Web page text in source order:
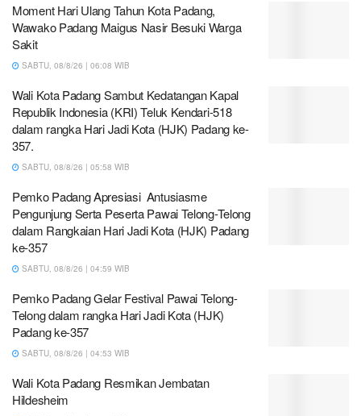
Moment Hari Ulang Tahun Kota Padang,
Wawako Padang Maigus Nasir Besuki Warga
Sakit
SABTU, 08/8/26 | 06:08 WIB
Wali Kota Padang Sambut Kedatangan Kapal
Republik Indonesia (KRI) Teluk Kendari-518
dalam rangka Hari Jadi Kota (HJK) Padang ke-
357.
SABTU, 08/8/26 | 05:58 WIB
Pemko Padang Apresiasi Antusiasme
Pengunjung Serta Peserta Pawai Telong-Telong
dalam Rangkaian Hari Jadi Kota (HJK) Padang
ke-357
SABTU, 08/8/26 | 04:59 WIB
Pemko Padang Gelar Festival Pawai Telong-
Telong dalam rangka Hari Jadi Kota (HJK)
Padang ke-357
SABTU, 08/8/26 | 04:53 WIB
Wali Kota Padang Resmikan Jembatan
Hildesheim